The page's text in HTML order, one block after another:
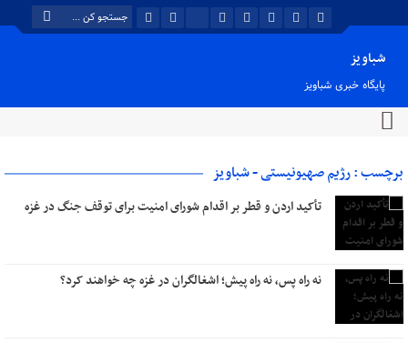
شباویز
پایگاه خبری شباویز
برچسب : رژیم صهیونیستی - شباویز
تأکید اردن و قطر بر اقدام شورای امنیت برای توقف جنگ در غزه
نه راه پس، نه راه پیش؛ اشغالگران در غزه چه خواهند کرد؟